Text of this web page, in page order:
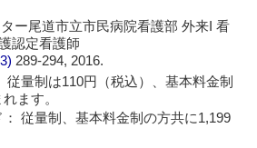
ー尾道市立市民病院看護部 外来I 看
認定看護師
289-294, 2016.
従量制は110円（税込）、基本料金制
ます。
従量制、基本料金制の方共に1,199